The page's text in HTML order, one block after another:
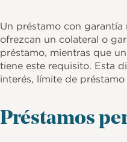
Un préstamo con
ofrezcan un colateral o
préstamo, mientras que
tiene este requisito. Esta
interés, límite de
Préstamos